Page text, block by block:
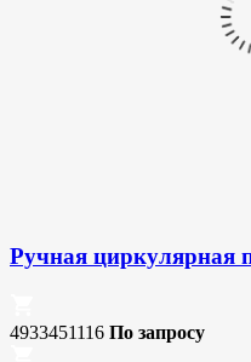
Ручная циркулярная
4933451116 По запросу